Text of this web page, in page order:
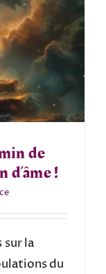
de
!
sur la
du